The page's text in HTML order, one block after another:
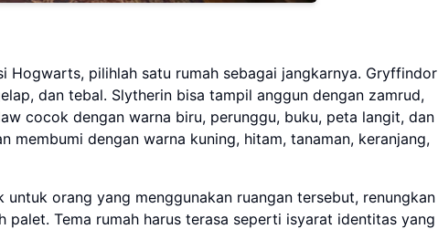
Hogwarts, pilihlah satu rumah sebagai jangkarnya. Gryffindor
dan tebal. Slytherin bisa tampil anggun dengan zamrud,
cocok dengan warna biru, perunggu, buku, peta langit, dan
dengan warna kuning, hitam, tanaman, keranjang,
orang yang menggunakan ruangan tersebut, renungkan
palet. Tema rumah harus terasa seperti isyarat identitas yang